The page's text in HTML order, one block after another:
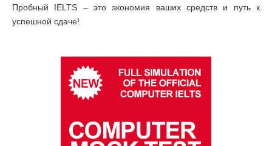
Пробный IELTS – это экономия ваших средств и путь к
успешной сдаче!